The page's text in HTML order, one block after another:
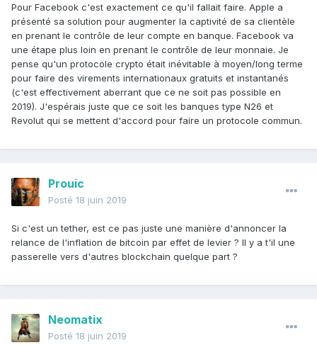
Pour Facebook c'est exactement ce qu'il fallait faire. Apple a
présenté sa solution pour augmenter la captivité de sa clientèle
en prenant le contrôle de leur compte en banque. Facebook va
une étape plus loin en prenant le contrôle de leur monnaie. Je
pense qu'un protocole crypto était inévitable à moyen/long terme
pour faire des virements internationaux gratuits et instantanés
(c'est effectivement aberrant que ce ne soit pas possible en
2019). J'espérais juste que ce soit les banques type N26 et
Revolut qui se mettent d'accord pour faire un protocole commun.
Prouic
Posté 18 juin 2019
Si c'est un tether, est ce pas juste une manière d'annoncer la
relance de l'inflation de bitcoin par effet de levier ? Il y a t'il une
passerelle vers d'autres blockchain quelque part ?
Neomatix
Posté 18 juin 2019